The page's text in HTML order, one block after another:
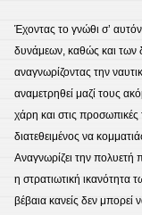
Έχοντας το γνώθι σ’
δυνάμεων, καθώς και των
αναγνωρίζοντας την
αναμετρηθεί μαζί τους
χάρη και στις προσωπικές
διατεθειμένος να
Αναγνωρίζει την
η στρατιωτική ικανότητα
βέβαια κανείς δεν μπορεί